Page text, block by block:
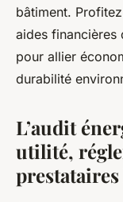
bâtiment.
aides financières
pour allier
durabilité
L’audit
utilité,